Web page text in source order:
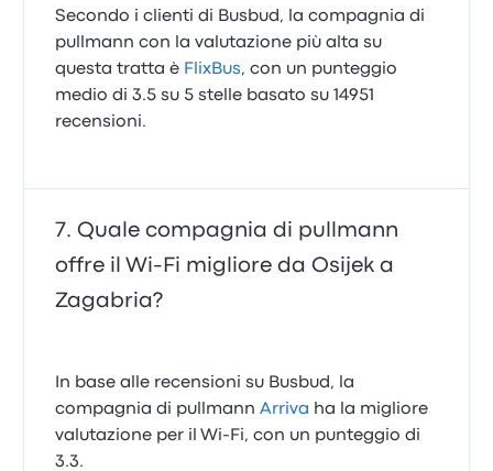
Secondo i clienti di Busbud, la compagnia di
pullmann con la valutazione più alta su
questa tratta è FlixBus, con un punteggio
medio di 3.5 su 5 stelle basato su 14951
recensioni.
Quale compagnia di pullmann
offre il Wi‑Fi migliore da Osijek a
Zagabria?
In base alle recensioni su Busbud, la
compagnia di pullmannArriva ha la migliore
valutazione per il Wi-Fi, con un punteggio di
3.3.